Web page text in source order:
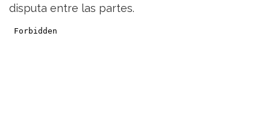
disputa entre las partes.